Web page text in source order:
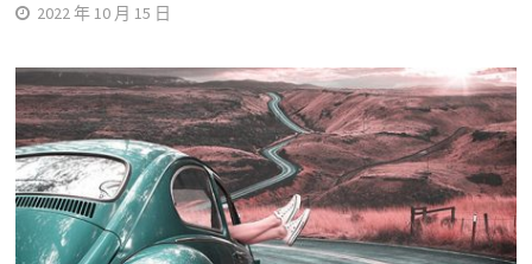
2022 年 10 月 15 日